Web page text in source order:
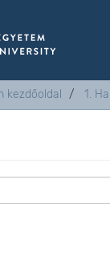
kezdőoldal 1.